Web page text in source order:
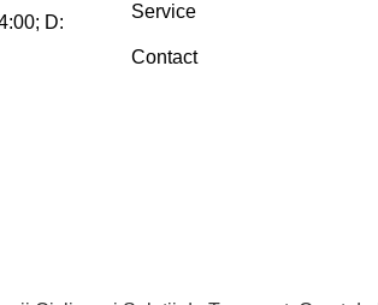
D:
Service
Contact